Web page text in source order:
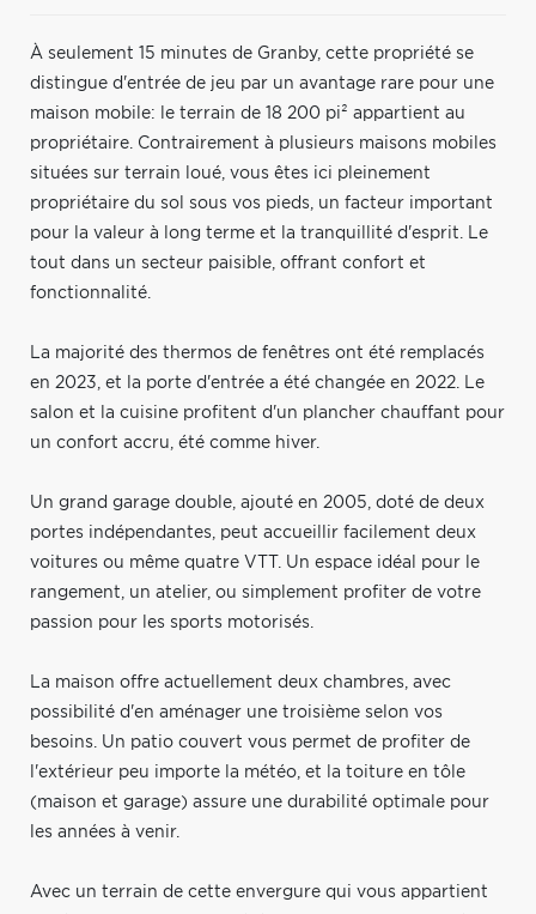
À seulement 15 minutes de Granby, cette propriété se
distingue d'entrée de jeu par un avantage rare pour une
maison mobile: le terrain de 18 200 pi² appartient au
propriétaire. Contrairement à plusieurs maisons mobiles
situées sur terrain loué, vous êtes ici pleinement
propriétaire du sol sous vos pieds, un facteur important
pour la valeur à long terme et la tranquillité d'esprit. Le
tout dans un secteur paisible, offrant confort et
fonctionnalité.
La majorité des thermos de fenêtres ont été remplacés
en 2023, et la porte d'entrée a été changée en 2022. Le
salon et la cuisine profitent d'un plancher chauffant pour
un confort accru, été comme hiver.
Un grand garage double, ajouté en 2005, doté de deux
portes indépendantes, peut accueillir facilement deux
voitures ou même quatre VTT. Un espace idéal pour le
rangement, un atelier, ou simplement profiter de votre
passion pour les sports motorisés.
La maison offre actuellement deux chambres, avec
possibilité d'en aménager une troisième selon vos
besoins. Un patio couvert vous permet de profiter de
l'extérieur peu importe la météo, et la toiture en tôle
(maison et garage) assure une durabilité optimale pour
les années à venir.
Avec un terrain de cette envergure qui vous appartient